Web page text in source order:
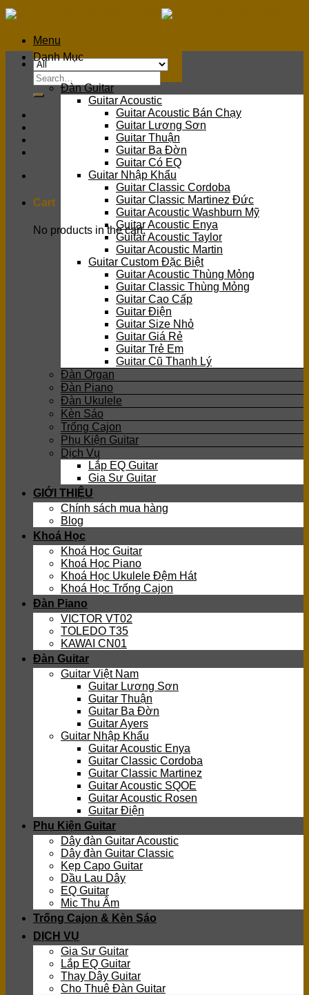
Skip
to
contentMenu
Search
for:
Cart
No products in the cart.
Danh Mục
Đàn Guitar
Guitar Acoustic
Guitar Acoustic Bán Chạy
Guitar Lương Sơn
Guitar Thuận
Guitar Ba Đờn
Guitar Có EQ
Guitar Nhập Khẩu
Guitar Classic Cordoba
Guitar Classic Martinez Đức
Guitar Acoustic Washburn Mỹ
Guitar Acoustic Enya
Guitar Acoustic Taylor
Guitar Acoustic Martin
Guitar Custom Đặc Biệt
Guitar Acoustic Thùng Mỏng
Guitar Classic Thùng Mỏng
Guitar Cao Cấp
Guitar Điện
Guitar Size Nhỏ
Guitar Giá Rẻ
Guitar Trẻ Em
Guitar Cũ Thanh Lý
Đàn Organ
Đàn Piano
Đàn Ukulele
Kèn Sáo
Trống Cajon
Phụ Kiện Guitar
Dịch Vụ
Lắp EQ Guitar
Gia Sư Guitar
GIỚI THIỆU
Chính sách mua hàng
Blog
Khoá Học
Khoá Học Guitar
Khoá Học Piano
Khoá Học Ukulele Đệm Hát
Khoá Học Trống Cajon
Đàn Piano
VICTOR VT02
TOLEDO T35
KAWAI CN01
Đàn Guitar
Guitar Việt Nam
Guitar Lương Sơn
Guitar Thuận
Guitar Ba Đờn
Guitar Ayers
Guitar Nhập Khẩu
Guitar Acoustic Enya
Guitar Classic Cordoba
Guitar Classic Martinez
Guitar Acoustic SQOE
Guitar Acoustic Rosen
Guitar Điện
Phụ Kiện Guitar
Dây đàn Guitar Acoustic
Dây đàn Guitar Classic
Kẹp Capo Guitar
Dầu Lau Dây
EQ Guitar
Mic Thu Âm
Trống Cajon & Kèn Sáo
DỊCH VỤ
Gia Sư Guitar
Lắp EQ Guitar
Thay Dây Guitar
Cho Thuê Đàn Guitar